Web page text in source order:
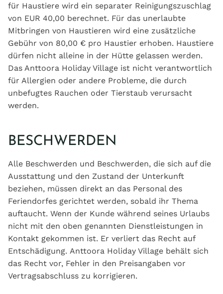
für Haustiere wird ein separater Reinigungszuschlag
von EUR 40,00 berechnet. Für das unerlaubte
Mitbringen von Haustieren wird eine zusätzliche
Gebühr von 80,00 € pro Haustier erhoben. Haustiere
dürfen nicht alleine in der Hütte gelassen werden.
Das Anttoora Holiday Village ist nicht verantwortlich
für Allergien oder andere Probleme, die durch
unbefugtes Rauchen oder Tierstaub verursacht
werden.
BESCHWERDEN
Alle Beschwerden und Beschwerden, die sich auf die
Ausstattung und den Zustand der Unterkunft
beziehen, müssen direkt an das Personal des
Feriendorfes gerichtet werden, sobald ihr Thema
auftaucht. Wenn der Kunde während seines Urlaubs
nicht mit den oben genannten Dienstleistungen in
Kontakt gekommen ist. Er verliert das Recht auf
Entschädigung. Anttoora Holiday Village behält sich
das Recht vor, Fehler in den Preisangaben vor
Vertragsabschluss zu korrigieren.